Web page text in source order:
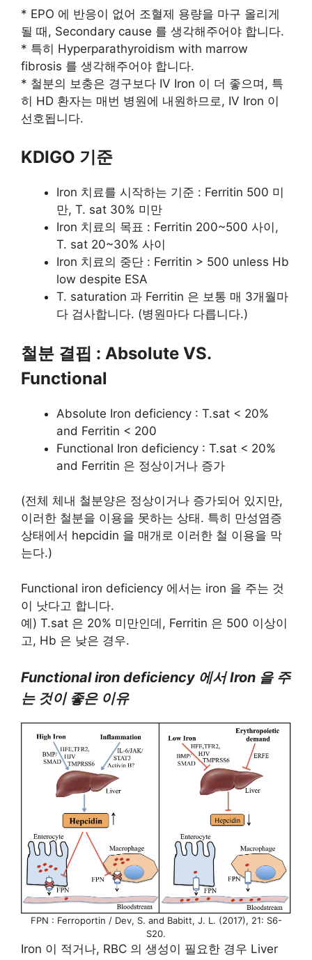
* EPO 에 반응이 없어 조혈제 용량을 마구 올리게
될 때, Secondary cause 를 생각해주어야 합니다.
* 특히 Hyperparathyroidism with marrow
fibrosis 를 생각해주어야 합니다.
* 철분의 보충은 경구보다 IV Iron 이 더 좋으며, 특
히 HD 환자는 매번 병원에 내원하므로, IV Iron 이
선호됩니다.
KDIGO 기준
Iron 치료를 시작하는 기준 : Ferritin 500 미
만, T. sat 30% 미만
Iron 치료의 목표 : Ferritin 200~500 사이,
T. sat 20~30% 사이
Iron 치료의 중단 : Ferritin > 500 unless Hb
low despite ESA
T. saturation 과 Ferritin 은 보통 매 3개월마
다 검사합니다. (병원마다 다릅니다.)
철분 결핍 : Absolute VS.
Functional
Absolute Iron deficiency : T.sat < 20%
and Ferritin < 200
Functional Iron deficiency : T.sat < 20%
and Ferritin 은 정상이거나 증가
(전체 체내 철분양은 정상이거나 증가되어 있지만,
이러한 철분을 이용을 못하는 상태. 특히 만성염증
상태에서 hepcidin 을 매개로 이러한 철 이용을 막
는다.)
Functional iron deficiency 에서는 iron 을 주는 것
이 낫다고 합니다.
예) T.sat 은 20% 미만인데, Ferritin 은 500 이상이
고, Hb 은 낮은 경우.
Functional iron deficiency 에서 Iron 을 주
는 것이 좋은 이유
FPN : Ferroportin / Dev, S. and Babitt, J. L. (2017), 21: S6-
S20.
Iron 이 적거나, RBC 의 생성이 필요한 경우 Liver